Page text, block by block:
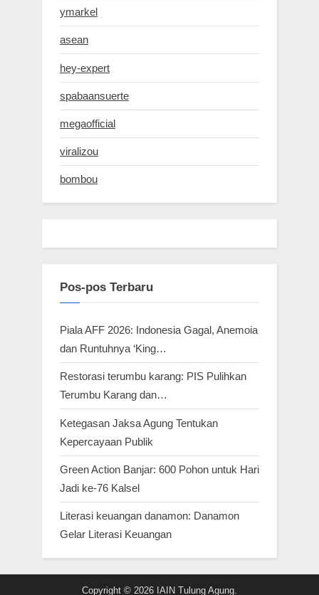
ymarkel
asean
hey-expert
spabaansuerte
megaofficial
viralizou
bombou
Pos-pos Terbaru
Piala AFF 2026: Indonesia Gagal, Anemoia
dan Runtuhnya ‘King…
Restorasi terumbu karang: PIS Pulihkan
Terumbu Karang dan…
Ketegasan Jaksa Agung Tentukan
Kepercayaan Publik
Green Action Banjar: 600 Pohon untuk Hari
Jadi ke-76 Kalsel
Literasi keuangan danamon: Danamon
Gelar Literasi Keuangan
Copyright © 2026 IAIN Tulung Agung.